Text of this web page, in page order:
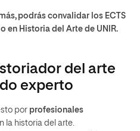
podrás convalidar los ECTS
en Historia del Arte de UNIR.
del arte
experto
por profesionales
la historia del arte.